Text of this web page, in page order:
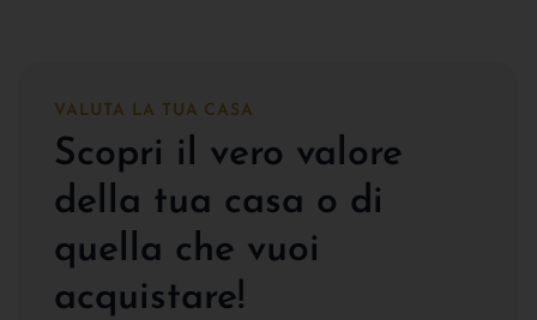
VALUTA LA TUA CASA
Scopri il vero valore
della tua casa o di
quella che vuoi
acquistare!